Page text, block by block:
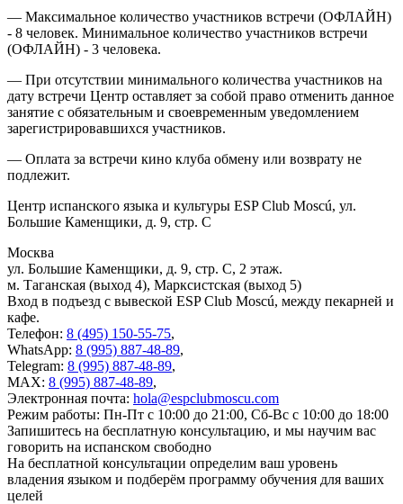
— Максимальное количество участников встречи (ОФЛАЙН)
- 8 человек. Минимальное количество участников встречи
(ОФЛАЙН) - 3 человека.
— При отсутствии минимального количества участников на
дату встречи Центр оставляет за собой право отменить данное
занятие с обязательным и своевременным уведомлением
зарегистрировавшихся участников.
— Оплата за встречи кино клуба обмену или возврату не
подлежит.
Центр испанского языка и культуры ESP Club Moscú, ул.
Большие Каменщики, д. 9, стр. С
Москва
ул. Большие Каменщики, д. 9, стр. С, 2 этаж.
м. Таганская (выход 4), Марксистская (выход 5)
Вход в подъезд с вывеской ESP Club Moscú, между пекарней и
кафе.
Телефон: 8 (495) 150-55-75,
WhatsApp: 8 (995) 887-48-89,
Telegram: 8 (995) 887-48-89,
MAX: 8 (995) 887-48-89,
Электронная почта: hola@espclubmoscu.com
Режим работы: Пн-Пт с 10:00 до 21:00, Сб-Вс с 10:00 до 18:00
Запишитесь на бесплатную консультацию, и мы научим вас
говорить на испанском свободно
На бесплатной консультации определим ваш уровень
владения языком и подберём программу обучения для ваших
целей